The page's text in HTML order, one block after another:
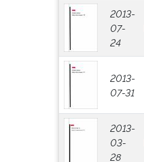
2013-
07-
24
2013-
07-31
2013-
03-
28